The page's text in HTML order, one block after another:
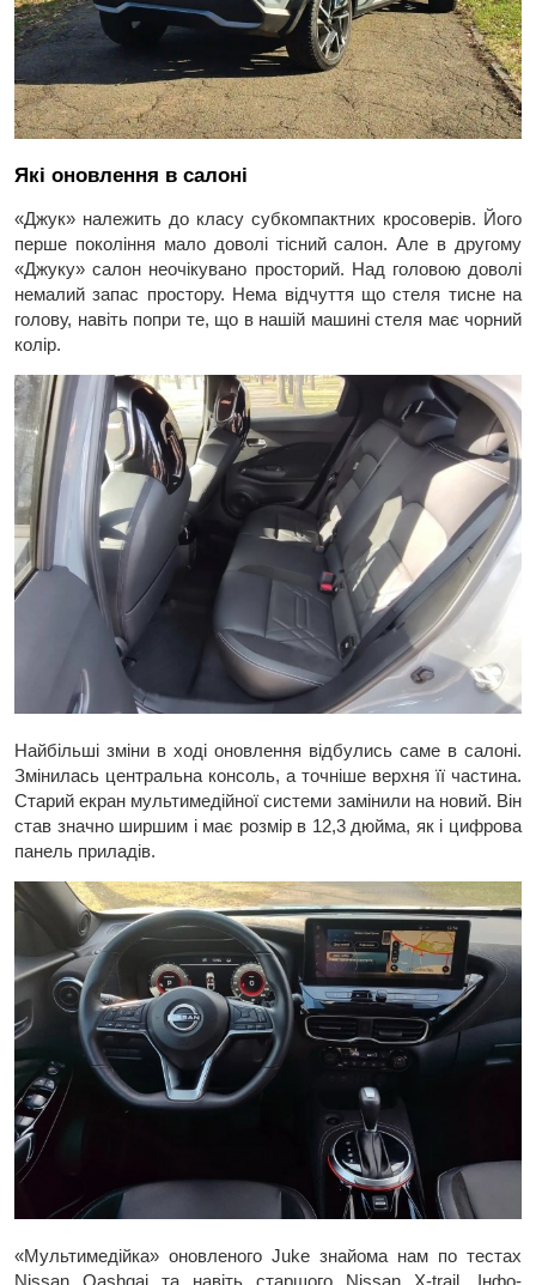
Які оновлення в салоні
«Джук» належить до класу субкомпактних кросоверів. Його
перше покоління мало доволі тісний салон. Але в другому
«Джуку» салон неочікувано просторий. Над головою доволі
немалий запас простору. Нема відчуття що стеля тисне на
голову, навіть попри те, що в нашій машині стеля має чорний
колір.
Найбільші зміни в ході оновлення відбулись саме в салоні.
Змінилась центральна консоль, а точніше верхня її частина.
Старий екран мультимедійної системи замінили на новий. Він
став значно ширшим і має розмір в 12,3 дюйма, як і цифрова
панель приладів.
«Мультимедійка» оновленого Juke знайома нам по тестах
Nissan Qashqai та навіть старшого Nissan Х-trail. Інфо-